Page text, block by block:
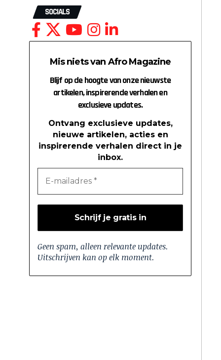
SOCIALS
Mis niets van Afro Magazine
Blijf op de hoogte van onze nieuwste
artikelen, inspirerende verhalen en
exclusieve updates.
Ontvang exclusieve updates,
nieuwe artikelen, acties en
inspirerende verhalen direct in je
inbox.
Geen spam, alleen relevante updates.
Uitschrijven kan op elk moment.